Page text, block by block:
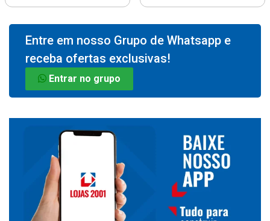
Entre em nosso Grupo de Whatsapp e
receba ofertas exclusivas!
Entrar no grupo